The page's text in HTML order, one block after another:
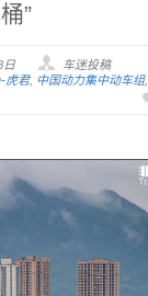
”
日
车迷投稿
虎君, 中国动力集中动车组,